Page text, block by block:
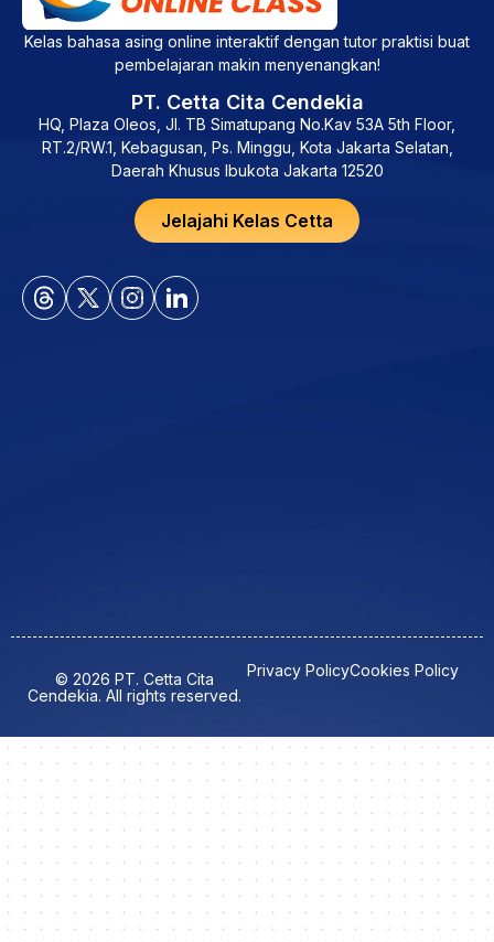
Kelas bahasa asing online interaktif dengan tutor praktisi buat
pembelajaran makin menyenangkan!
PT. Cetta Cita Cendekia
HQ, Plaza Oleos, Jl. TB Simatupang No.Kav 53A 5th Floor,
RT.2/RW.1, Kebagusan, Ps. Minggu, Kota Jakarta Selatan,
Daerah Khusus Ibukota Jakarta 12520
Jelajahi Kelas Cetta
© 2026 PT. Cetta Cita
Cendekia. All rights reserved.
Privacy PolicyCookies Policy